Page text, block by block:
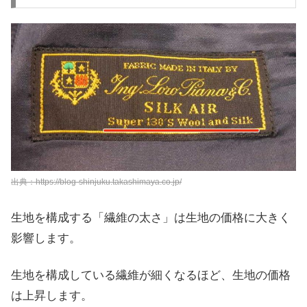
出典：https://blog-shinjuku.takashimaya.co.jp/
生地を構成する「繊維の太さ」は生地の価格に大きく
影響します。
生地を構成している繊維が細くなるほど、生地の価格
は上昇します。